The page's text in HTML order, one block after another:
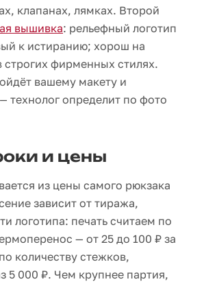
клапанах, лямках. Второй
вышивка: рельефный логотип
к истиранию; хорош на
строгих фирменных стилях.
вашему макету и
технолог определит по фото
и цены
из цены самого рюкзака
зависит от тиража,
логотипа: печать считаем по
— от 25 до 100 ₽ за
количеству стежков,
5 000 ₽. Чем крупнее партия,